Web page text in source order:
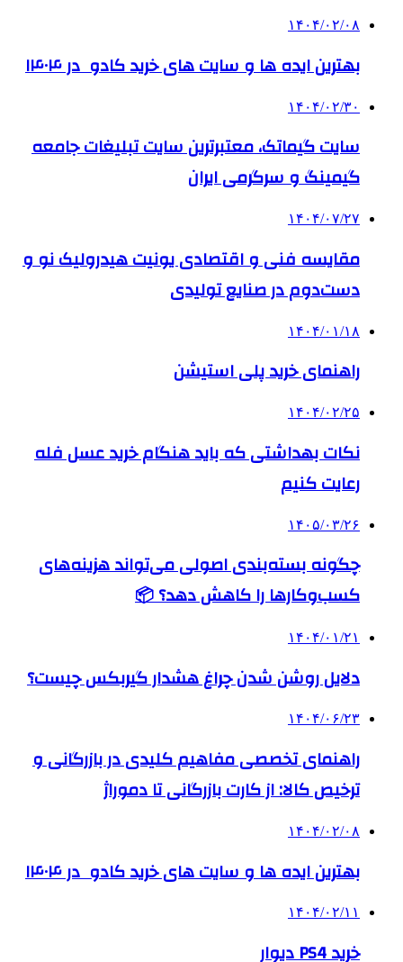
۱۴۰۴/۰۲/۰۸
بهترین ایده ها و سایت های خرید کادو در ۱۴۰۴
۱۴۰۴/۰۲/۳۰
سایت گیماتک، معتبرترین سایت تبلیغات جامعه
گیمینگ و سرگرمی ایران
۱۴۰۴/۰۷/۲۷
مقایسه فنی و اقتصادی یونیت هیدرولیک نو و
دست‌دوم در صنایع تولیدی
۱۴۰۴/۰۱/۱۸
راهنمای خرید پلی استیشن
۱۴۰۴/۰۲/۲۵
نکات بهداشتی که باید هنگام خرید عسل فله
رعایت کنیم
۱۴۰۵/۰۳/۲۶
چگونه بسته‌بندی اصولی می‌تواند هزینه‌های
کسب‌وکارها را کاهش دهد؟ 📦
۱۴۰۴/۰۱/۲۱
دلایل روشن شدن چراغ هشدار گیربکس چیست؟
۱۴۰۴/۰۶/۲۳
راهنمای تخصصی مفاهیم کلیدی در بازرگانی و
ترخیص کالا: از کارت بازرگانی تا دموراژ
۱۴۰۴/۰۲/۰۸
بهترین ایده ها و سایت های خرید کادو در ۱۴۰۴
۱۴۰۴/۰۲/۱۱
خرید PS4 دیوار